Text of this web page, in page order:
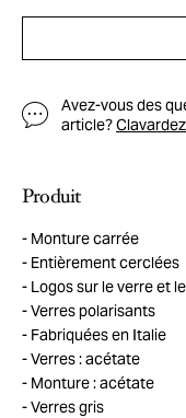
Avez-vous des
article?
Produit
Monture carrée
Entièrement cerclées
Logos sur le verre et
Verres polarisants
Fabriquées en Italie
Verres : acétate
Monture : acétate
Verres gris